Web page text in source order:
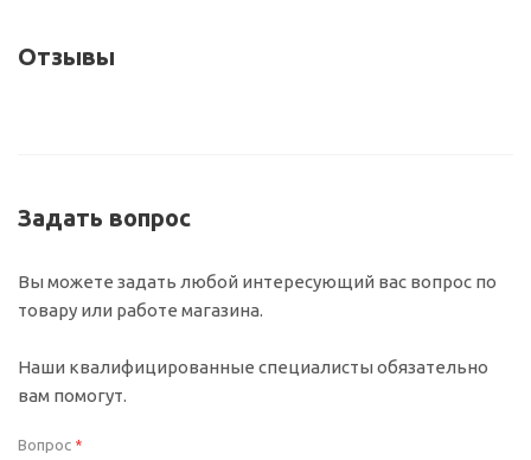
Отзывы
Задать вопрос
Вы можете задать любой интересующий вас вопрос по
товару или работе магазина.
Наши квалифицированные специалисты обязательно
вам помогут.
Вопрос *